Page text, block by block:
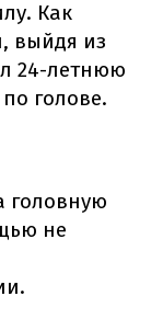
Как
выйдя из
24-летнюю
голове.
головную
не